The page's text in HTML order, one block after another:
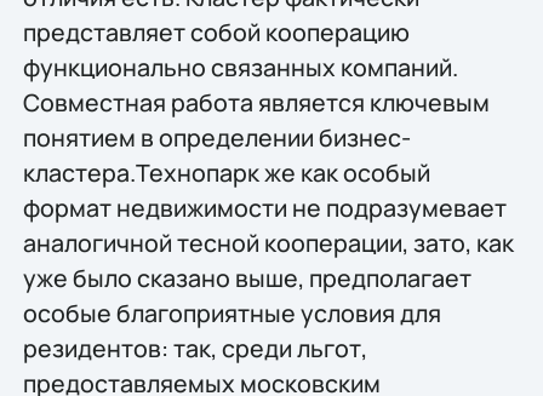
представляет собой кооперацию
функционально связанных компаний.
Совместная работа является ключевым
понятием в определении бизнес-
кластера.Технопарк же как особый
формат недвижимости не подразумевает
аналогичной тесной кооперации, зато, как
уже было сказано выше, предполагает
особые благоприятные условия для
резидентов: так, среди льгот,
предоставляемых московским